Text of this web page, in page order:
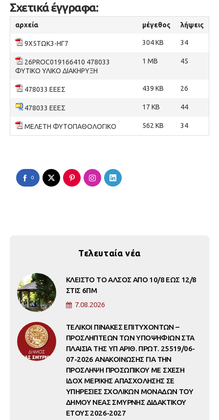
Σχετικά έγγραφα:
αρχεία μέγεθος λήψεις
9Χ5ΤΩΚ3-ΗΓ7 304 KB 34
26PROC019166410 478033
ΦΥΤΙΚΟ ΥΛΙΚΟ ΔΙΑΚΗΡΥΞΗ
1 MB 45
478033 ΕΕΕΣ 439 KB 26
478033 ΕΕΕΣ 17 KB 44
ΜΕΛΕΤΗ ΦΥΤΟΠΑΘΟΛΟΓΙΚΟ 562 KB 34
0
Τελευταία νέα
ΚΛΕΙΣΤΟ ΤΟ ΑΛΣΟΣ ΑΠΟ 10/8 ΕΩΣ 12/8
ΣΤΙΣ 6ΠΜ
7.08.2026
ΤΕΛΙΚΟΙ ΠΙΝΑΚΕΣ ΕΠΙΤΥΧΟΝΤΩΝ –
ΠΡΟΣΛΗΠΤΕΩΝ ΤΩΝ ΥΠΟΨΗΦΙΩΝ ΣΤΑ
ΠΛΑΙΣΙΑ ΤΗΣ ΥΠ ΑΡΙΘ. ΠΡΩΤ. 25519/06-
07-2026 ΑΝΑΚΟΙΝΩΣΗΣ ΓΙΑ ΤΗΝ
ΠΡΟΣΛΗΨΗ ΠΡΟΣΩΠΙΚΟΥ ΜΕ ΣΧΕΣΗ
ΙΔΟΧ ΜΕΡΙΚΗΣ ΑΠΑΣΧΟΛΗΣΗΣ ΣΕ
ΥΠΗΡΕΣΙΕΣ ΣΧΟΛΙΚΩΝ ΜΟΝΑΔΩΝ ΤΟΥ
ΔΗΜΟΥ ΝΕΑΣ ΣΜΥΡΝΗΣ ΔΙΔΑΚΤΙΚΟΥ
ΕΤΟΥΣ 2026-2027